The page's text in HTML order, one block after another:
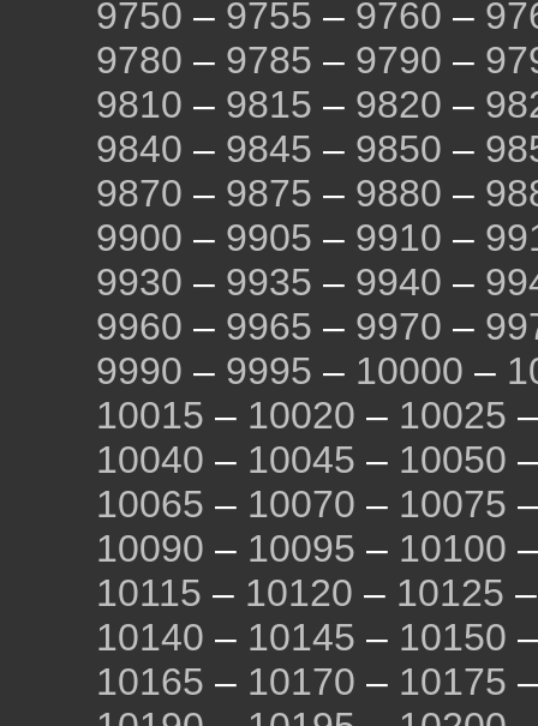
9750 – 9755 – 9760 –
9780 – 9785 – 9790 –
9810 – 9815 – 9820 –
9840 – 9845 – 9850 –
9870 – 9875 – 9880 –
9900 – 9905 – 9910 –
9930 – 9935 – 9940 –
9960 – 9965 – 9970 –
9990 – 9995 – 10000 –
10015 – 10020 – 10025
10040 – 10045 – 10050
10065 – 10070 – 10075
10090 – 10095 – 10100
10115 – 10120 – 10125
10140 – 10145 – 10150
10165 – 10170 – 10175